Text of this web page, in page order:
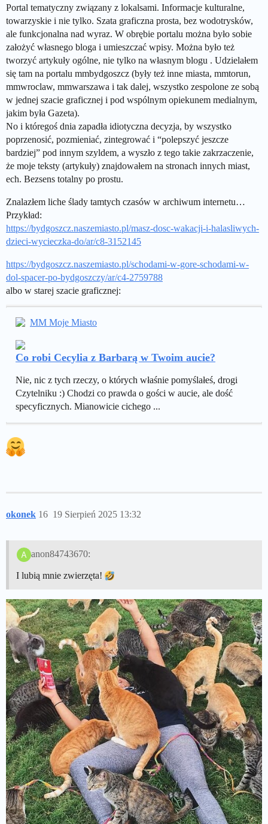
Portal tematyczny związany z lokalsami. Informacje kulturalne,
towarzyskie i nie tylko. Szata graficzna prosta, bez wodotrysków,
ale funkcjonalna nad wyraz. W obrębie portalu można było sobie
założyć własnego bloga i umieszczać wpisy. Można było też
tworzyć artykuły ogólne, nie tylko na własnym blogu . Udzielałem
się tam na portalu mmbydgoszcz (były też inne miasta, mmtorun,
mmwroclaw, mmwarszawa i tak dalej, wszystko zespolone ze sobą
w jednej szacie graficznej i pod wspólnym opiekunem medialnym,
jakim była Gazeta).
No i któregoś dnia zapadła idiotyczna decyzja, by wszystko
poprzenosić, pozmieniać, zintegrować i “polepszyć jeszcze
bardziej” pod innym szyldem, a wyszło z tego takie zakrzaczenie,
że moje teksty (artykuły) znajdowałem na stronach innych miast,
ech. Bezsens totalny po prostu.
Znalazłem liche ślady tamtych czasów w archiwum internetu…
Przykład:
https://bydgoszcz.naszemiasto.pl/masz-dosc-wakacji-i-halasliwych-
dzieci-wycieczka-do/ar/c8-3152145
https://bydgoszcz.naszemiasto.pl/schodami-w-gore-schodami-w-
dol-spacer-po-bydgoszczy/ar/c4-2759788
albo w starej szacie graficznej:
MM Moje Miasto
Co robi Cecylia z Barbarą w Twoim aucie?
Nie, nic z tych rzeczy, o których właśnie pomyślałeś, drogi
Czytelniku :) Chodzi co prawda o gości w aucie, ale dość
specyficznych. Mianowicie cichego ...
okonek 19 Sierpień 2025 13:32
16
anon84743670:
I lubią mnie zwierzęta!